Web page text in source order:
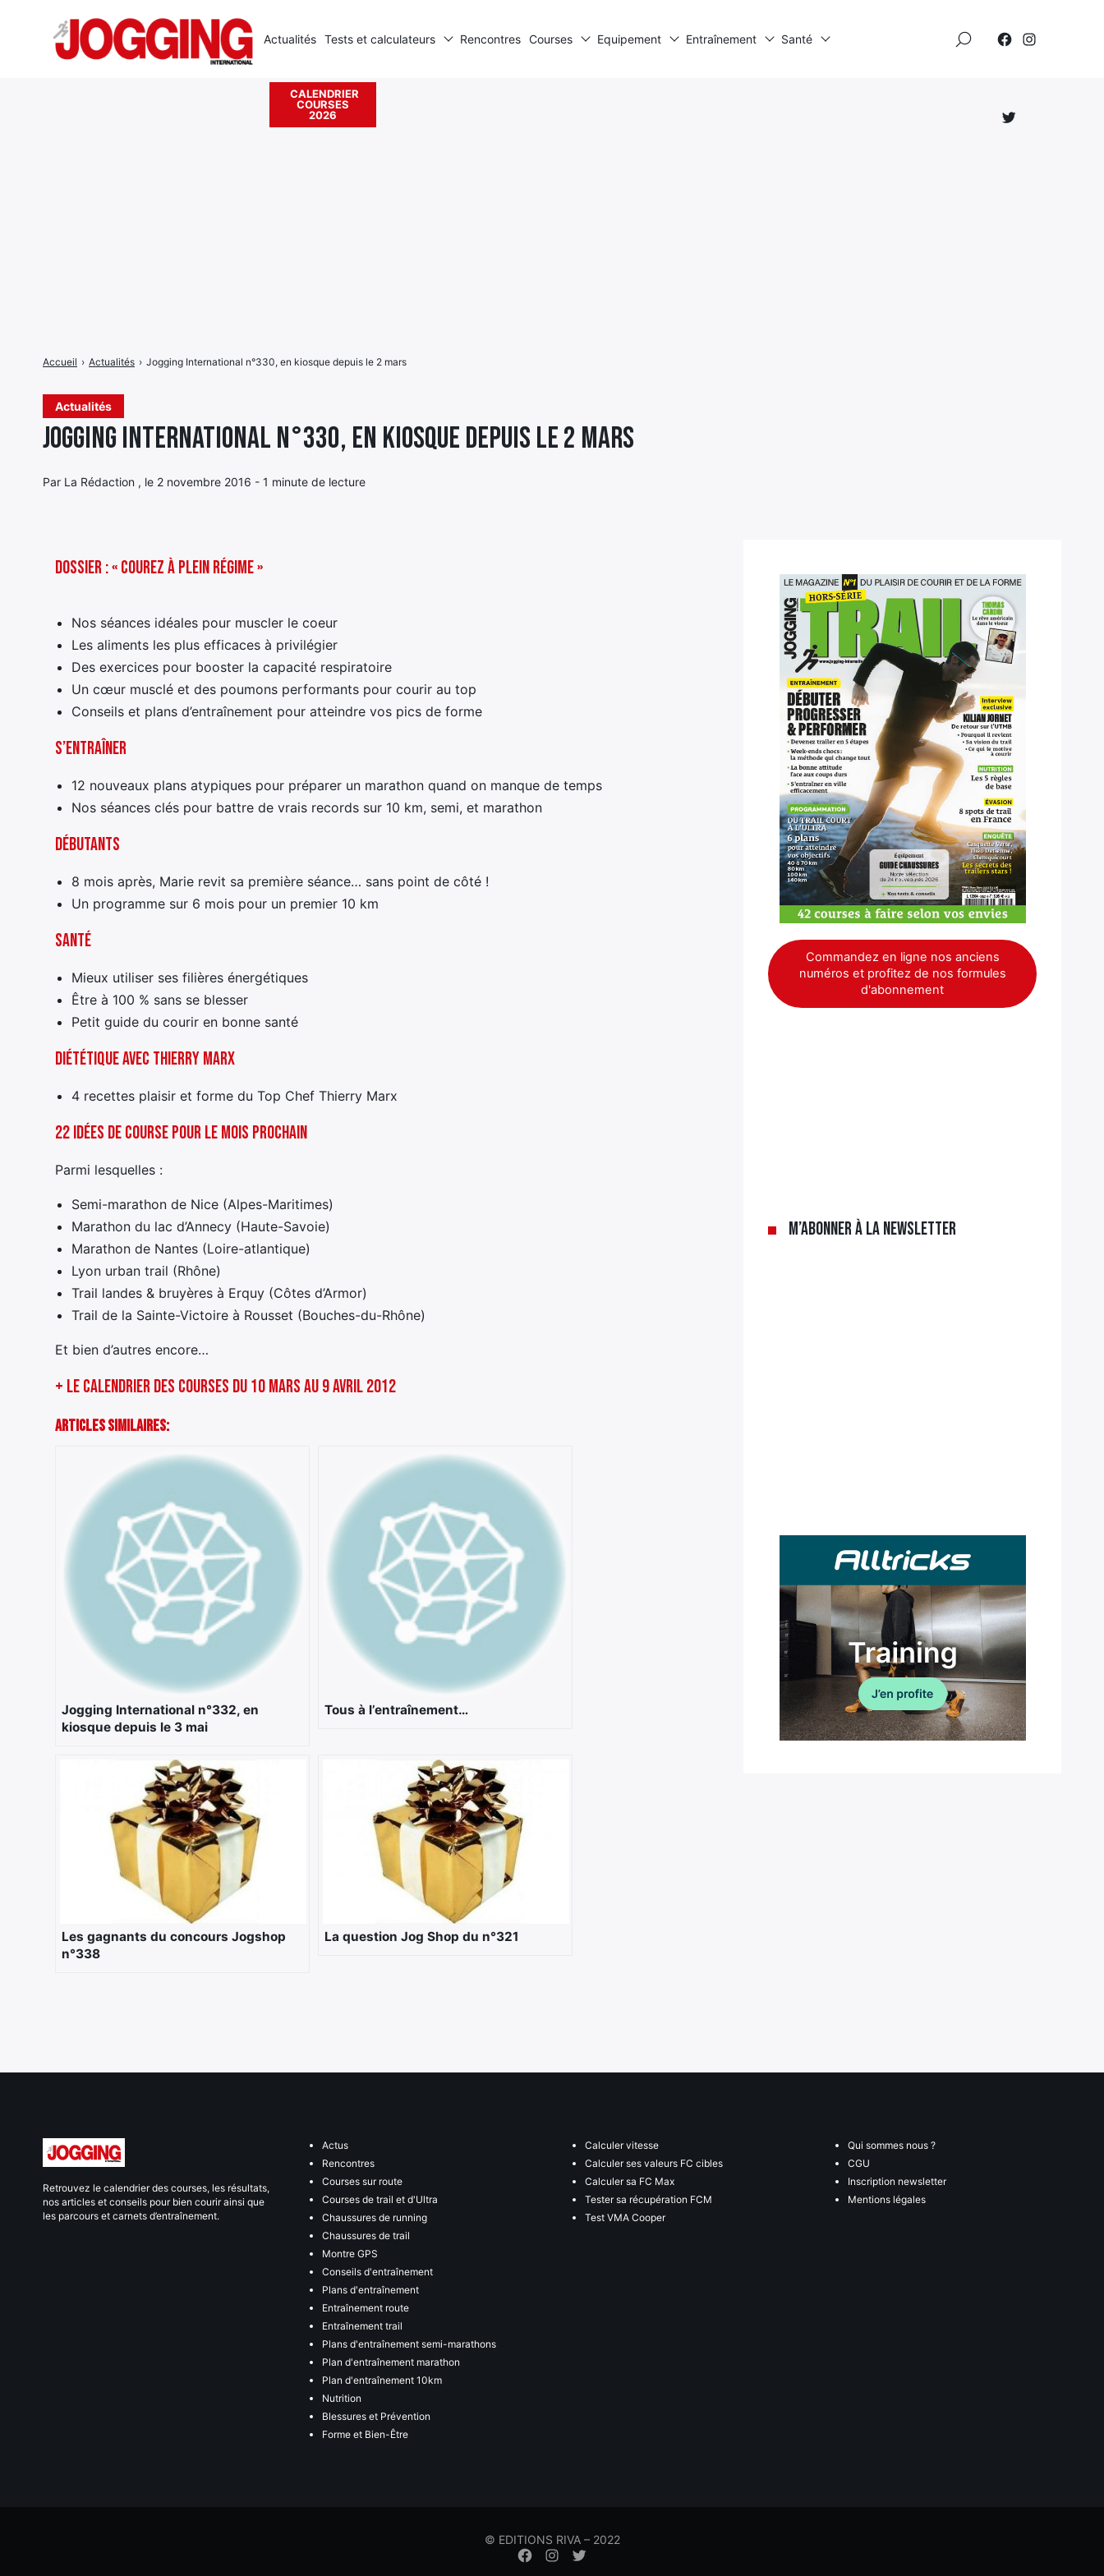
Actualités
Jogging International n°330, en kiosque depuis le 2 mars
Par La Rédaction , le 2 novembre 2016 - 1 minute de lecture
Accueil › Actualités › Jogging International n°330, en kiosque depuis le 2 mars
Dossier : « Courez à plein régime »
Nos séances idéales pour muscler le coeur
Les aliments les plus efficaces à privilégier
Des exercices pour booster la capacité respiratoire
Un cœur musclé et des poumons performants pour courir au top
Conseils et plans d’entraînement pour atteindre vos pics de forme
S’entraîner
12 nouveaux plans atypiques pour préparer un marathon quand on manque de temps
Nos séances clés pour battre de vrais records sur 10 km, semi, et marathon
Débutants
8 mois après, Marie revit sa première séance… sans point de côté !
Un programme sur 6 mois pour un premier 10 km
Santé
Mieux utiliser ses filières énergétiques
Être à 100 % sans se blesser
Petit guide du courir en bonne santé
Diététique avec Thierry Marx
4 recettes plaisir et forme du Top Chef Thierry Marx
22 idées de course pour le mois prochain
Parmi lesquelles :
Semi-marathon de Nice (Alpes-Maritimes)
Marathon du lac d’Annecy (Haute-Savoie)
Marathon de Nantes (Loire-atlantique)
Lyon urban trail (Rhône)
Trail landes & bruyères à Erquy (Côtes d’Armor)
Trail de la Sainte-Victoire à Rousset (Bouches-du-Rhône)
Et bien d’autres encore…
+ Le calendrier des courses du 10 mars au 9 avril 2012
Articles Similaires:
Jogging International n°332, en
kiosque depuis le 3 mai
Tous à l’entraînement…
Les gagnants du concours Jogshop
n°338
La question Jog Shop du n°321
Commandez en ligne nos anciens
numéros et profitez de nos formules
d'abonnement
M’abonner à la newsletter
Actualités Tests et calculateurs Rencontres Courses Equipement Entraînement Santé
CALENDRIER
COURSES
2026
Élément
Retrouvez le calendrier des courses, les résultats,
nos articles et conseils pour bien courir ainsi que
les parcours et carnets d’entraînement.
Actus
Rencontres
Courses sur route
Courses de trail et d'Ultra
Chaussures de running
Chaussures de trail
Montre GPS
Conseils d'entraînement
Plans d'entraînement
Entraînement route
Entraînement trail
Plans d'entraînement semi-marathons
Plan d'entraînement marathon
Plan d'entraînement 10km
Nutrition
Blessures et Prévention
Forme et Bien-Être
Calculer vitesse
Calculer ses valeurs FC cibles
Calculer sa FC Max
Tester sa récupération FCM
Test VMA Cooper
Qui sommes nous ?
CGU
Inscription newsletter
Mentions légales
© EDITIONS RIVA – 2022
Élément
Rechercher